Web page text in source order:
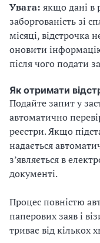
Увага: якщо дані в
заборгованість зі
місяці, відстрочка
оновити
після чого подати
Як отримати
Подайте запит у
автоматично
реєстри. Якщо
надається
з’являється в
документі.
Процес повністю
паперових заяв і
триває від кількох